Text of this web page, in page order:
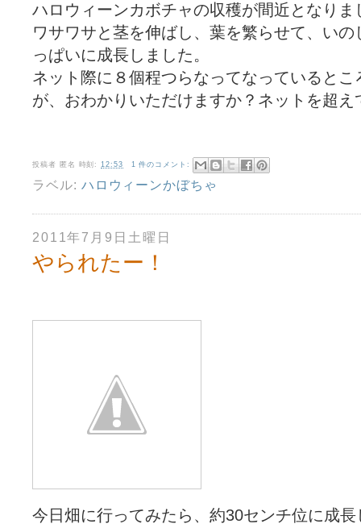
ハロウィーンカボチャの収穫が間近となりま
ワサワサと茎を伸ばし、葉を繁らせて、い
っぱいに成長しました。
ネット際に８個程つらなってなっていると
が、おわかりいただけますか？ネットを超
投稿者 匿名 時刻:12:53 1 件のコメント:
ラベル: ハロウィーンかぼちゃ
2011年7月9日土曜日
やられたー！
今日畑に行ってみたら、約30センチ位に成